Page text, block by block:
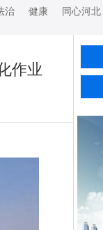
治 健康 同心河北
作业